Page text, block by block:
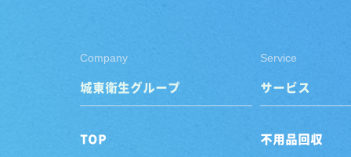
Company
城東衛生グループ
TOP
Service
サービス
不用品回収